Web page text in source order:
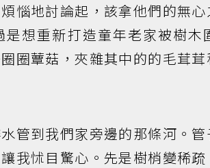
惱地討論起，該拿他們的無
想重新打造童年老家被樹木
圈蕈菇，夾雜其中的的毛茸茸
管到我們家旁邊的那條河。
我怵目驚心。先是樹梢變稀